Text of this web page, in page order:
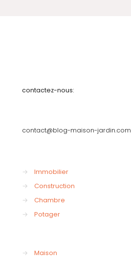
contactez-nous:
contact@blog-maison-jardin.com
→
Immobilier
→
Construction
→
Chambre
→
Potager
→ Maison